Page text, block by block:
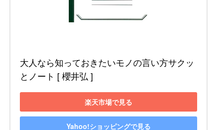
大人なら知っておきたいモノの言い方サクッ
とノート [ 櫻井弘 ]
楽天市場で見る
Yahoo!ショッピングで見る